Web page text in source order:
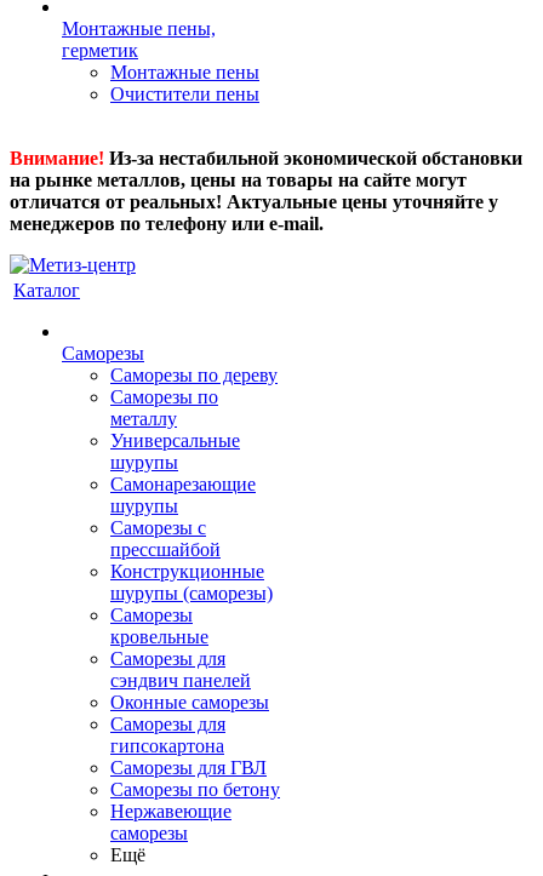
Монтажные пены,
герметик
Монтажные пены
Очистители пены
Внимание! Из-за нестабильной экономической обстановки
на рынке металлов, цены на товары на сайте могут
отличатся от реальных! Актуальные цены уточняйте у
менеджеров по телефону или e-mail.
Каталог
Саморезы
Саморезы по дереву
Саморезы по
металлу
Универсальные
шурупы
Самонарезающие
шурупы
Саморезы с
прессшайбой
Конструкционные
шурупы (саморезы)
Саморезы
кровельные
Саморезы для
сэндвич панелей
Оконные саморезы
Саморезы для
гипсокартона
Саморезы для ГВЛ
Саморезы по бетону
Нержавеющие
саморезы
Ещё